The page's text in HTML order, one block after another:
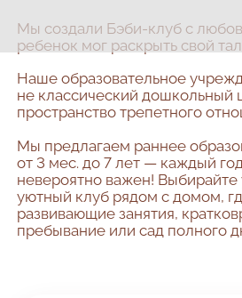
Мы создали Бэби-клуб с
ребенок мог раскрыть свой
Наше образовательное
не классический дошкольный
пространство трепетного
Мы предлагаем раннее
от 3 мес. до 7 лет — каждый
невероятно важен!
уютный клуб рядом с домом,
развивающие занятия,
пребывание или сад полного